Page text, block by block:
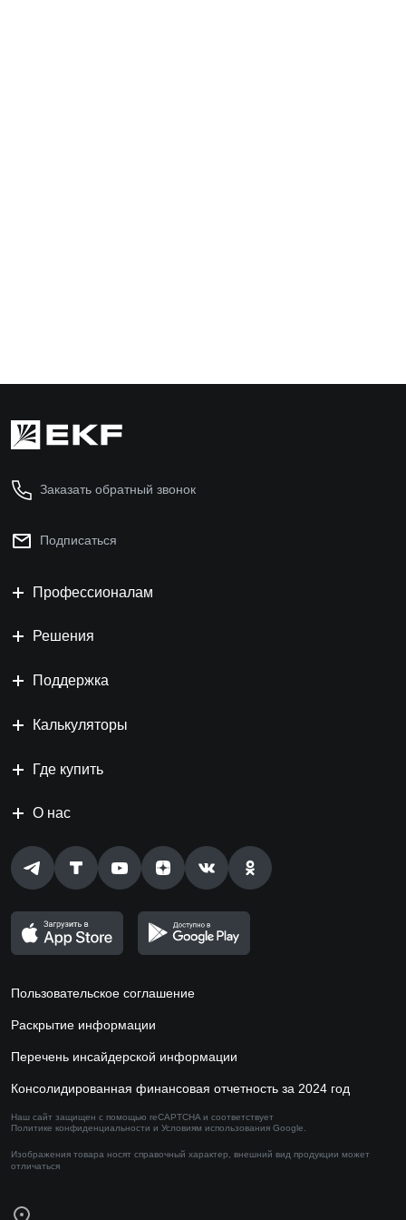
Заказать обратный звонок
Подписаться
Профессионалам
Решения
Поддержка
Калькуляторы
Где купить
О нас
Пользовательское соглашение
Раскрытие информации
Перечень инсайдерской информации
Консолидированная финансовая отчетность за 2024 год
Наш сайт защищен с помощью reCAPTCHA и соответствует
Политике конфиденциальности и Условиям использования Google.
Изображения товара носят справочный характер, внешний вид продукции может
отличаться